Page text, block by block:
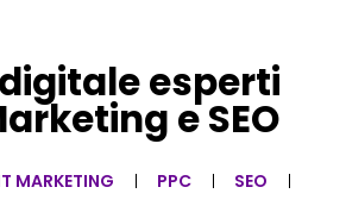
esperti
e SEO
MARKETING PPC
SEO